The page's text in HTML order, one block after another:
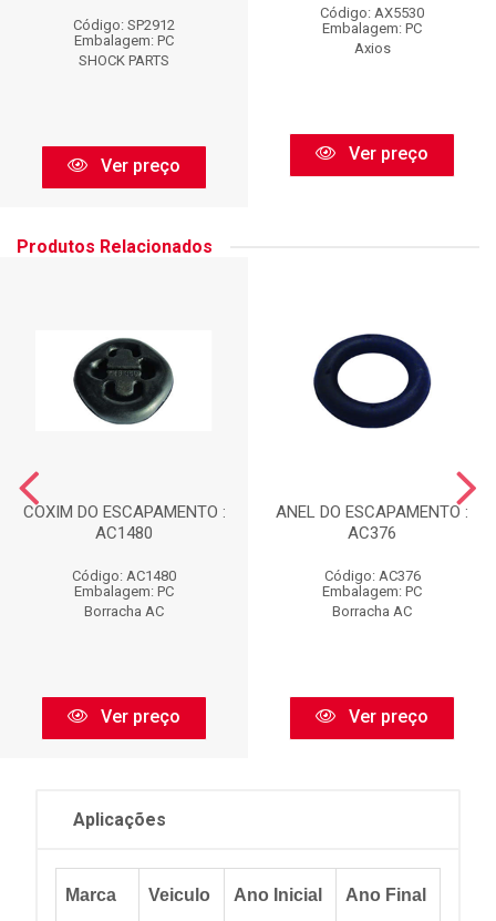
Código: SP2912
Embalagem: PC
SHOCK PARTS
Ver preço
Código: AX5530
Embalagem: PC
Axios
Ver preço
Produtos Relacionados
COXIM DO ESCAPAMENTO :
AC1480
Código: AC1480
Embalagem: PC
Borracha AC
Ver preço
ANEL DO ESCAPAMENTO :
AC376
Código: AC376
Embalagem: PC
Borracha AC
Ver preço
Aplicações
Marca Veiculo Ano Inicial Ano Final